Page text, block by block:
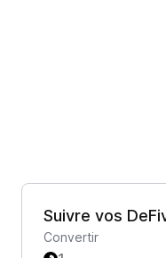
Suivre vos
Convertir